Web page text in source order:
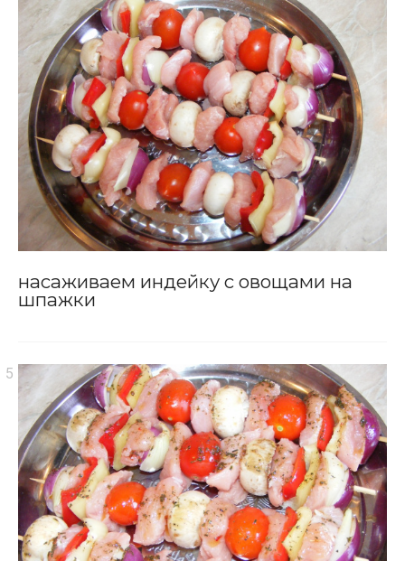
насаживаем индейку с овощами на
шпажки